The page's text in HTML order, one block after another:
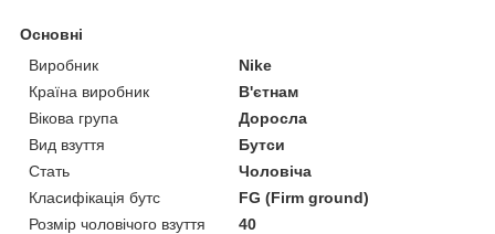
Основні
Виробник
Nike
Країна виробник
В'єтнам
Вікова група
Доросла
Вид взуття
Бутси
Стать
Чоловіча
Класифікація бутс
FG (Firm ground)
Розмір чоловічого взуття
40